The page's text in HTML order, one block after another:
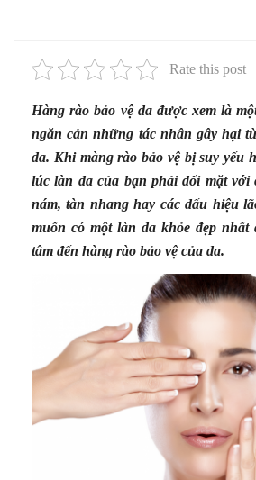
Rate this post
Hàng rào bảo vệ da được xem là
ngăn cản những tác nhân gây hại
da. Khi màng rào bảo vệ bị suy yếu
lúc làn da của bạn phải đối mặt với
nám, tàn nhang hay các dấu hiệu
muốn có một làn da khỏe đẹp nhất
tâm đến hàng rào bảo vệ của da.